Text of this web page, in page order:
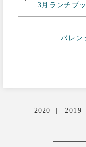
3月ランチブ
バレン
2020 2019